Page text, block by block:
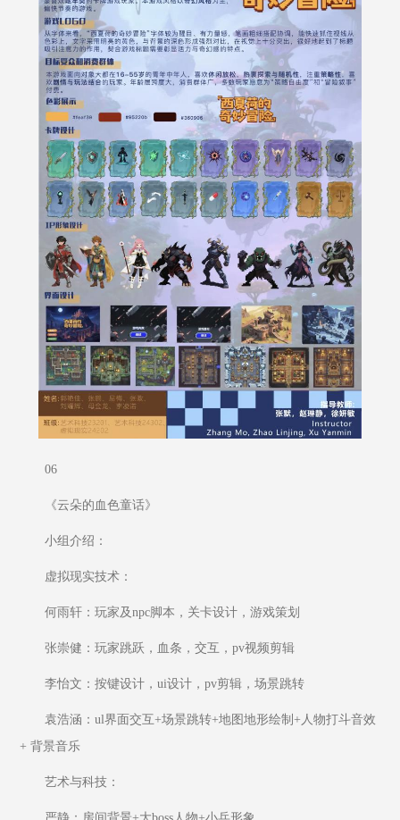
06
《云朵的血色童话》
小组介绍：
虚拟现实技术：
何雨轩：玩家及npc脚本，关卡设计，游戏策划
张崇健：玩家跳跃，血条，交互，pv视频剪辑
李怡文：按键设计，ui设计，pv剪辑，场景跳转
袁浩涵：ul界面交互+场景跳转+地图地形绘制+人物打斗音效
+ 背景音乐
艺术与科技：